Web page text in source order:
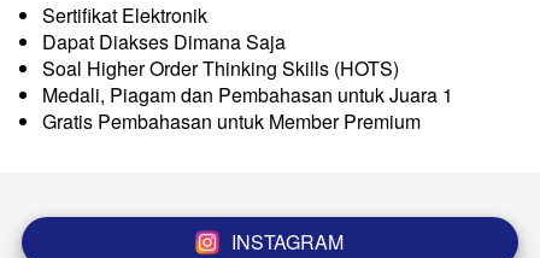
Sertifikat Elektronik
Dapat Diakses Dimana Saja
Soal Higher Order Thinking Skills (HOTS)
Medali, Piagam dan Pembahasan untuk Juara 1
Gratis Pembahasan untuk Member Premium
` INSTAGRAM